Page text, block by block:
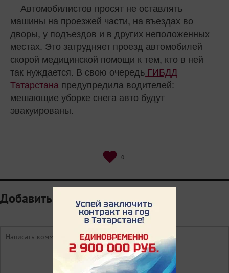
Автомобилистов просят не оставлять
машины на проезжей части, на въездах во
дворы, у подъездов и в других неположенных
местах. Это затрудняет проезд автомобилей
скорой медицинской помощи к тем, кто в ней
так нуждается. В свою очередь ГИБДД
Татарстана предупредила водителей:
мешающие уборке снега авто будут
эвакуированы.
0
Добавить комментарий